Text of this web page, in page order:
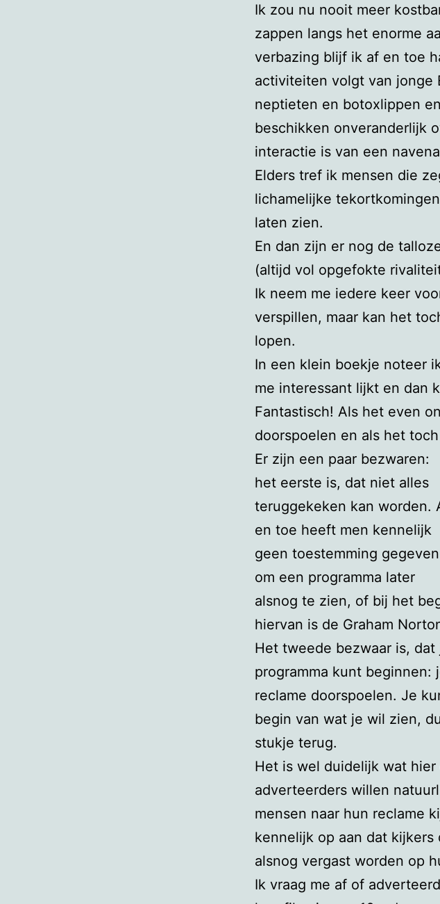
Ik zou nu nooit meer
zappen langs het enorme
verbazing blijf ik af en toe
activiteiten volgt van jonge
neptieten en botoxlippen
beschikken onveranderlijk
interactie is van een
Elders tref ik mensen die
lichamelijke
laten zien.
En dan zijn er nog de
(altijd vol opgefokte
Ik neem me iedere keer
verspillen, maar kan het
lopen.
In een klein boekje noteer
me interessant lijkt en dan
Fantastisch! Als het even
doorspoelen en als het
Er zijn een paar bezwaren:
het eerste is, dat niet alles
teruggekeken kan worden.
en toe heeft men kennelijk
geen toestemming gegeven
om een programma later
alsnog te zien, of bij het
hiervan is de Graham
Het tweede bezwaar is,
programma kunt
reclame doorspoelen. Je
begin van wat je wil zien,
stukje terug.
Het is wel duidelijk wat
adverteerders willen
mensen naar hun reclame
kennelijk op aan dat
alsnog vergast worden op
Ik vraag me af of